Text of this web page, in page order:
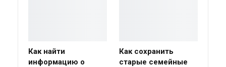
Как найти
информацию о
Как сохранить
старые семейные